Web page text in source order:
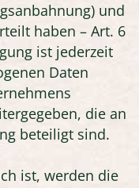
und
haben – Art. 6
ist jederzeit
Daten
die an
beteiligt sind.
ist, werden die